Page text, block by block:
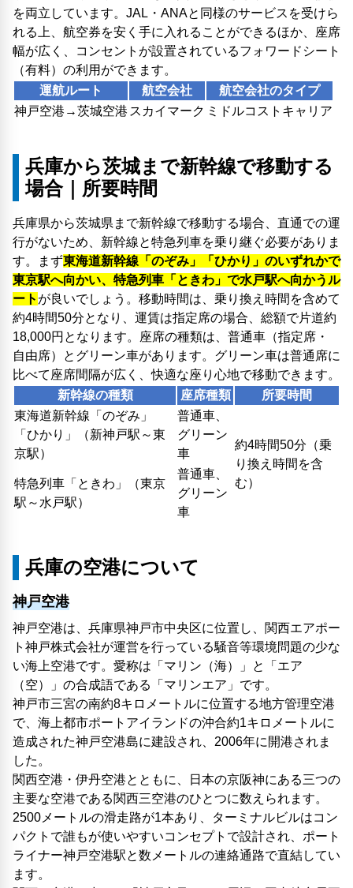
を両立しています。JAL・ANAと同様のサービスを受けら
れる上、航空券を安く手に入れることができるほか、座席
幅が広く、コンセントが設置されているフォワードシート
（有料）の利用ができます。
運航ルート
航空会社
航空会社のタイプ
神戸空港→茨城空港 スカイマーク ミドルコストキャリア
兵庫から茨城まで新幹線で移動する
場合｜所要時間
兵庫県から茨城県まで新幹線で移動する場合、直通での運
行がないため、新幹線と特急列車を乗り継ぐ必要がありま
す。まず東海道新幹線「のぞみ」「ひかり」のいずれかで
東京駅へ向かい、特急列車「ときわ」で水戸駅へ向かうル
ート が良いでしょう。移動時間は、乗り換え時間を含めて
約4時間50分となり、運賃は指定席の場合、総額で片道約
18,000円となります。座席の種類は、普通車（指定席・
自由席）とグリーン車があります。グリーン車は普通席に
比べて座席間隔が広く、快適な座り心地で移動できます。
新幹線の種類
座席種類
所要時間
東海道新幹線「のぞみ」
「ひかり」（新神戸駅～東
京駅）
普通車、
グリーン
車
約4時間50分（乗
り換え時間を含
む）
特急列車「ときわ」（東京
駅～水戸駅）
普通車、
グリーン
車
兵庫の空港について
神戸空港
神戸空港は、兵庫県神戸市中央区に位置し、関西エアポー
ト神戸株式会社が運営を行っている騒音等環境問題の少な
い海上空港です。愛称は「マリン（海）」と「エア
（空）」の合成語である「マリンエア」です。
神戸市三宮の南約8キロメートルに位置する地方管理空港
で、海上都市ポートアイランドの沖合約1キロメートルに
造成された神戸空港島に建設され、2006年に開港されま
した。
関西空港・伊丹空港とともに、日本の京阪神にある三つの
主要な空港である関西三空港のひとつに数えられます。
2500メートルの滑走路が1本あり、ターミナルビルはコン
パクトで誰もが使いやすいコンセプトで設計され、ポート
ライナー神戸空港駅と数メートルの連絡通路で直結してい
ます。